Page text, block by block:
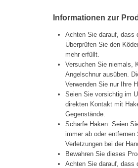
Informationen zur
Achten Sie darauf, dass
Überprüfen Sie den
mehr erfüllt.
Versuchen Sie niemals,
Angelschnur ausüben.
Verwenden Sie nur Ihre
Seien Sie vorsichtig im
direkten Kontakt mit
Gegenstände.
Scharfe Haken: Seien
immer ab oder
Verletzungen bei der
Bewahren Sie dieses
Achten Sie darauf, dass